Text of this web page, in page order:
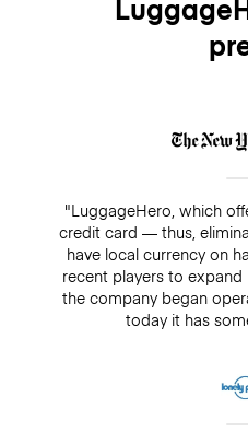
"LuggageHero, which
credit card — thus,
have local currency on
recent players to
the company began
today it has